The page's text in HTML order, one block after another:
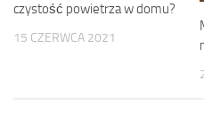
czystość powietrza w domu?
15 CZERWCA 2021